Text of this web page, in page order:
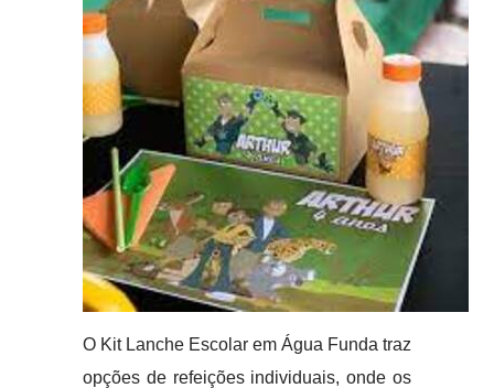
O Kit Lanche Escolar em Água Funda traz
opções de refeições individuais, onde os